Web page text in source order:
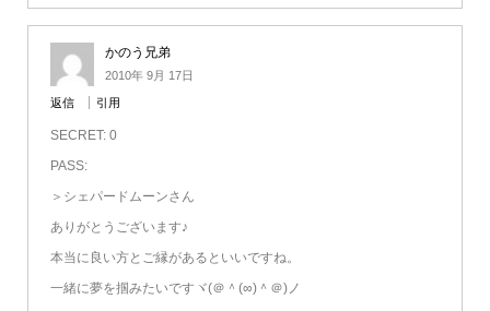
かのう兄弟
2010年 9月 17日
返信 引用
SECRET: 0
PASS:
＞シェパードムーンさん
ありがとうございます♪
本当に良い方とご縁があるといいですね。
一緒に夢を掴みたいですヾ(＠＾(∞)＾＠)ノ